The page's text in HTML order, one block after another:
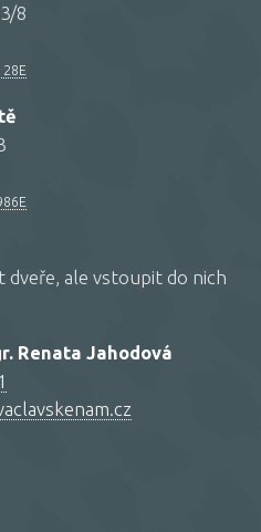
8
dveře, ale vstoupit do nich
Renata Jahodová